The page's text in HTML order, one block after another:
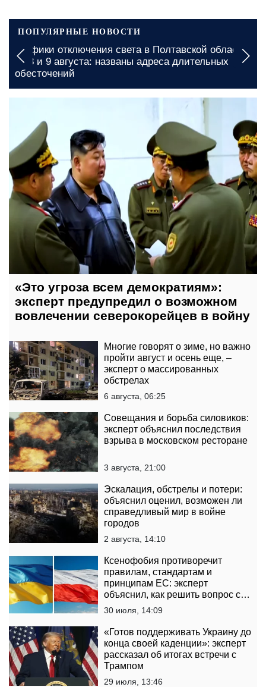
ПОПУЛЯРНЫЕ НОВОСТИ
Дефицит продуктов в Харькове: какого товара
стало меньше на полках магазинов
«Это угроза всем демократиям»:
эксперт предупредил о возможном
вовлечении северокорейцев в войну
Многие говорят о зиме, но важно
пройти август и осень еще, –
эксперт о массированных
обстрелах
6 августа, 06:25
Совещания и борьба силовиков:
эксперт объяснил последствия
взрыва в московском ресторане
3 августа, 21:00
Эскалация, обстрелы и потери:
объяснил оценил, возможен ли
справедливый мир в войне
городов
2 августа, 14:10
Ксенофобия противоречит
правилам, стандартам и
принципам ЕС: эксперт
объяснил, как решить вопрос с
нападениями на украинцев в
Польше
30 июля, 14:09
«Готов поддерживать Украину до
конца своей каденции»: эксперт
рассказал об итогах встречи с
Трампом
29 июля, 13:46